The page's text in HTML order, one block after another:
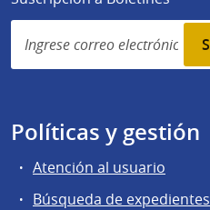
Simplenews
subscription
Políticas y gestión
Atención al usuario
Búsqueda de expedientes